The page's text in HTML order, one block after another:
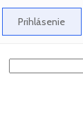
Prihlásenie